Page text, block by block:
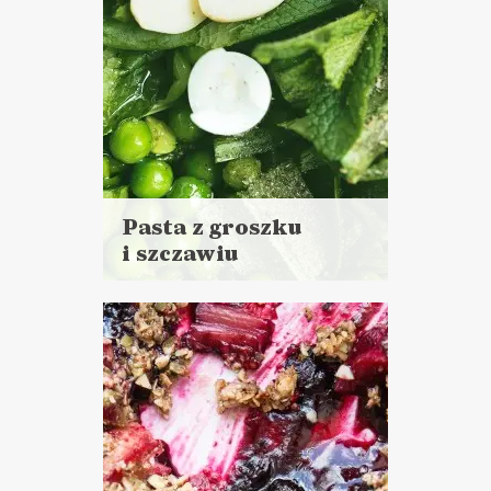
Pasta z groszku
i szczawiu
więcej
Czas przygotowania:
do 30 minut
DO CHLEBA ŚNIADANIA